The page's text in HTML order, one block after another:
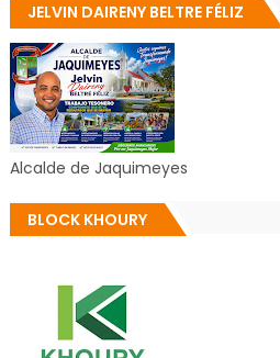
JELVIN DAIRENY BELTRE FÉLIZ
Alcalde de Jaquimeyes
BLOCK KHOURY